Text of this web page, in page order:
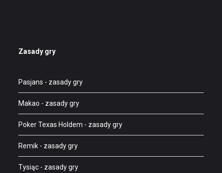
Zasady gry
Pasjans - zasady gry
Makao - zasady gry
Poker Texas Holdem - zasady gry
Remik - zasady gry
Tysiąc - zasady gry